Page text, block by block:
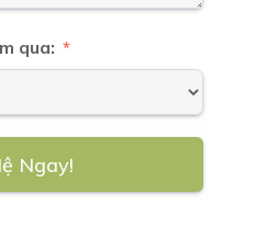
qua:
Ngay!